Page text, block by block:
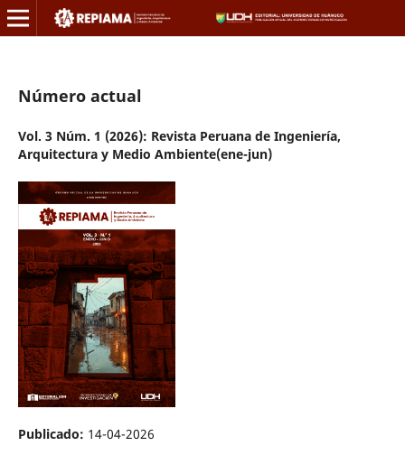
Número actual
Vol. 3 Núm. 1 (2026): Revista Peruana de Ingeniería,
Arquitectura y Medio Ambiente(ene-jun)
Publicado: 14-04-2026